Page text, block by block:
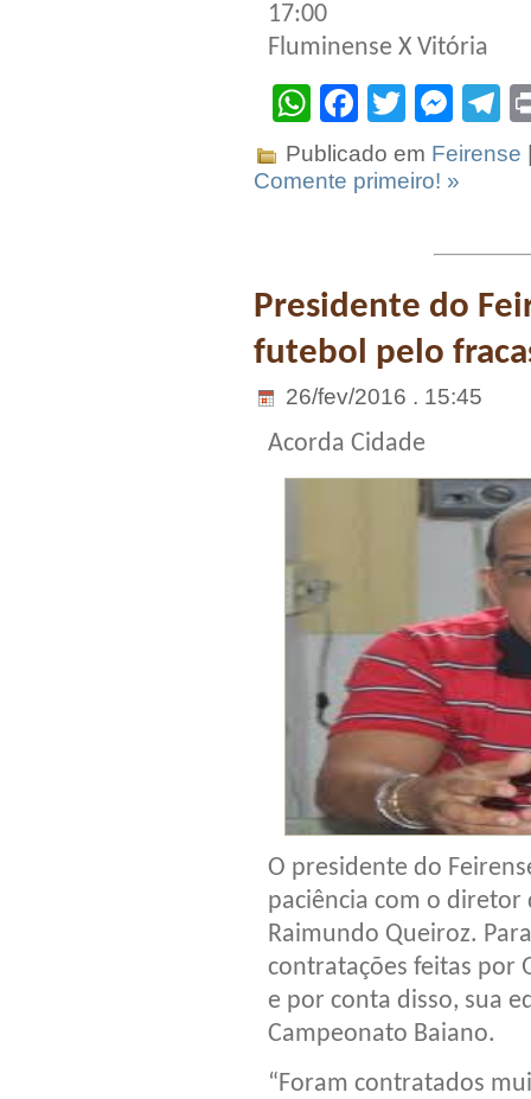
17:00
Fluminense X Vitória
WhatsApp
Facebook
Twitter
Publicado em Feirense
Comente primeiro! »
Presidente do
futebol pelo
26/fev/2016 . 15:45
Acorda Cidade
O presidente do
paciência com o diretor
Raimundo Queiroz.
contratações feitas por
e por conta disso, sua
Campeonato Baiano.
“Foram contratados